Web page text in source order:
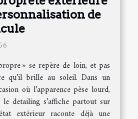
de
» se repère de loin, et pas
qu’il brille au soleil. Dans un
où l’apparence pèse lourd,
detailing s’affiche partout sur
extérieur raconte déjà une